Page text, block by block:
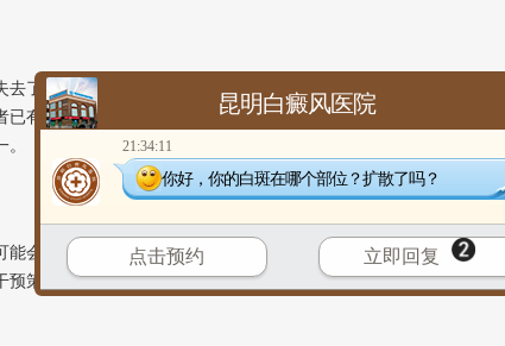
外部稳定的支持与调节，原先相对稳定的局面可能被打破。在
有的色素脱失区域边界产生变动。这种波动并非必然发生，但无
让情况变得复杂。皮肤对之前方案的反应性可能发生改变，这
策略。这或许需要更长的观察期和方案摸索时间，无形中增加了
昆明白癜风医院
21:34:11
你好，你的白斑在哪个部位？扩散了吗？
点击预约 立即回复